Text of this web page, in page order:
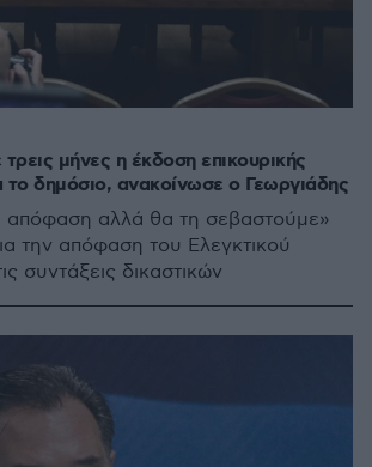
μήνες η έκδοση επικουρικής
το δημόσιο, ανακοίνωσε ο Γεωργιάδης
αλλά θα τη σεβαστούμε»
την απόφαση του Ελεγκτικού
συντάξεις δικαστικών